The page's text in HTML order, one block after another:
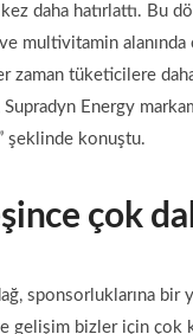
daha hatırlattı. Bu
ve multivitamin
zaman tüketicilere
Energy
şeklinde konuştu.
çok
sponsorluklarına
gelişim bizler için çok